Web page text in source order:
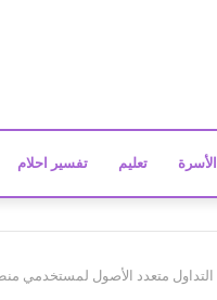
الأسرة تعليم تفسير احلام